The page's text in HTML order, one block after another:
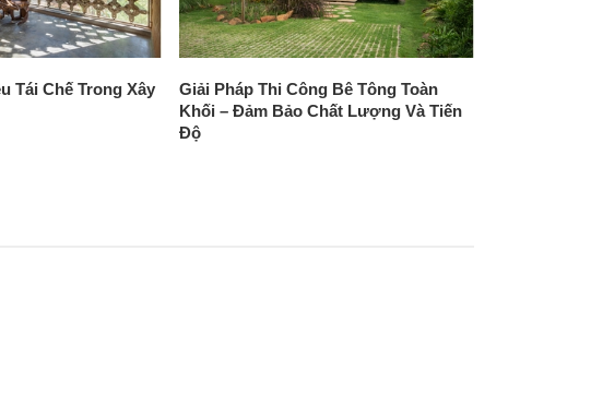
Tái Chế Trong Xây
Giải Pháp Thi Công Bê Tông Toàn
Khối – Đảm Bảo Chất Lượng Và Tiến
Độ